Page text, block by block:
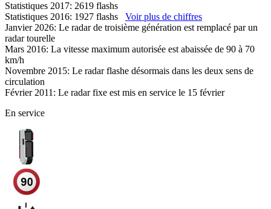
Statistiques 2017: 2619 flashs
Statistiques 2016: 1927 flashs Voir plus de chiffres
Janvier 2026: Le radar de troisième génération est remplacé par un
radar tourelle
Mars 2016: La vitesse maximum autorisée est abaissée de 90 à 70
km/h
Novembre 2015: Le radar flashe désormais dans les deux sens de
circulation
Février 2011: Le radar fixe est mis en service le 15 février
En service